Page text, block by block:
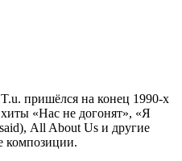
пришёлся на конец 1990-х
«Нас не догонят», «Я
All About Us и другие
композиции.